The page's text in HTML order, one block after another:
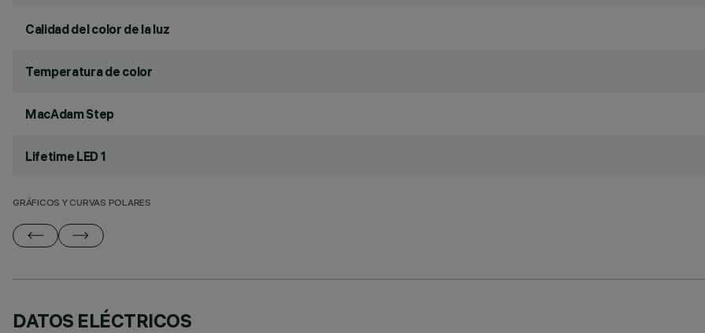
Calidad del color de la luz
Temperatura de color
MacAdam Step
Lifetime LED 1
GRÁFICOS Y CURVAS POLARES
DATOS ELÉCTRICOS